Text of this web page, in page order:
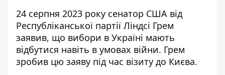
24 серпня 2023 року сенатор США від
Республіканської партії Ліндсі Грем
заявив, що вибори в Україні мають
відбутися навіть в умовах війни. Грем
зробив цю заяву під час візиту до Києва.